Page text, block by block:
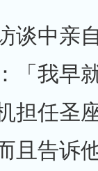
谈中亲
「我早
担任圣
且告诉